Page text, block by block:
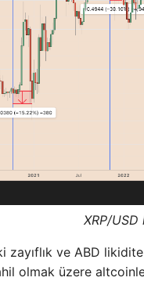
XRP/
zayıflık ve ABD
olmak üzere